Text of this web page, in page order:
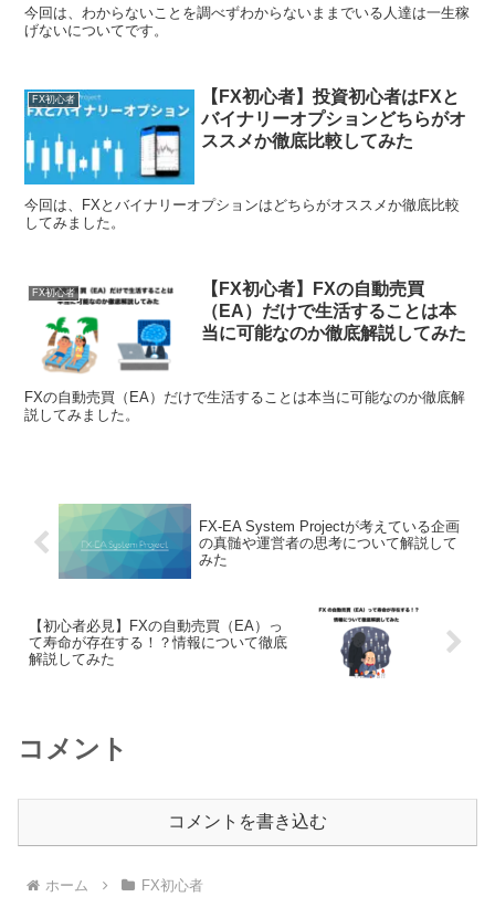
今回は、わからないことを調べずわからないままでいる人達は一生稼
げないについてです。
FX初心者
【FX初心者】投資初心者はFXと
バイナリーオプションどちらがオ
ススメか徹底比較してみた
今回は、FXとバイナリーオプションはどちらがオススメか徹底比較
してみました。
FX初心者
【FX初心者】FXの自動売買
（EA）だけで生活することは本
当に可能なのか徹底解説してみた
FXの自動売買（EA）だけで生活することは本当に可能なのか徹底解
説してみました。
FX-EA System Projectが考えている企画
の真髄や運営者の思考について解説して
みた
【初心者必見】FXの自動売買（EA）っ
て寿命が存在する！？情報について徹底
解説してみた
コメント
コメントを書き込む
ホーム FX初心者